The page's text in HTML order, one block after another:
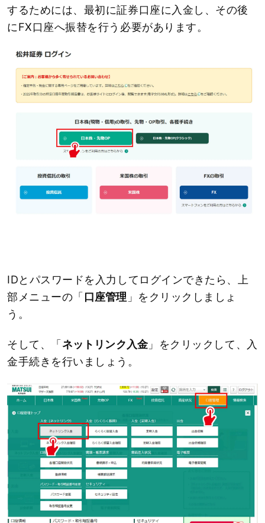
するためには、最初に証券口座に入金し、その後
にFX口座へ振替を行う必要があります。
IDとパスワードを入力してログインできたら、上
部メニューの「口座管理 」をクリックしましょ
う。
そして、「ネットリンク入金」をクリックして、入
金手続きを行いましょう。